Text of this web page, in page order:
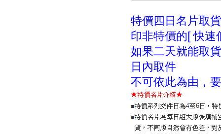
特價四日名片取
印非特價的[ 快速
如果二天就能取
日內取件
不可依此為由，